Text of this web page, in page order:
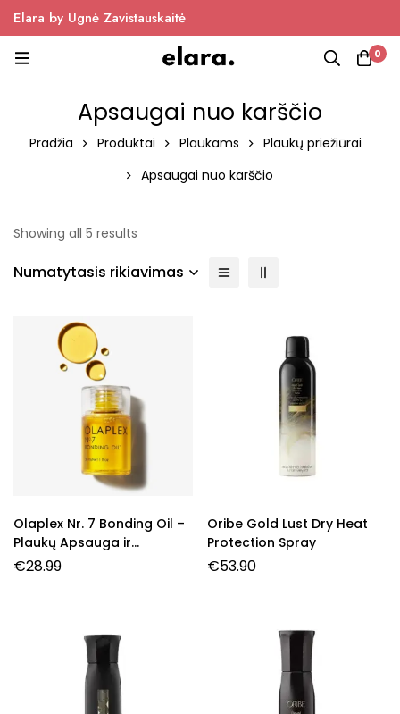
Elara by Ugnė Zavistauskaitė
0
Apsaugai nuo karščio
Pradžia Produktai Plaukams
Plaukų priežiūrai
Apsaugai nuo karščio
Showing all 5 results
Numatytasis rikiavimas
Olaplex Nr. 7 Bonding Oil –
Plaukų Apsauga ir
Žvilgesys
€28.99
Oribe Gold Lust Dry Heat
Protection Spray
€53.90